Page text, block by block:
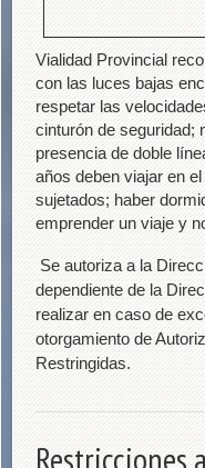
Vialidad Provincial
con las luces bajas
respetar las
cinturón de seguridad;
presencia de doble
años deben viajar en
sujetados; haber
emprender un viaje y
Se autoriza a la
dependiente de la
realizar en caso de
otorgamiento de
Restringidas.
Restricciones